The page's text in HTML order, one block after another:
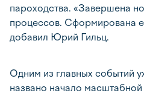
пароходства. «Завершена
процессов. Сформирована
добавил Юрий Гильц.
Одним из главных событий
названо начало